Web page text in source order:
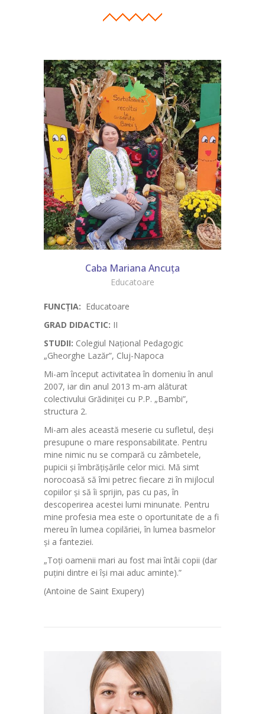
Caba Mariana Ancuța
Educatoare
FUNCȚIA: Educatoare
GRAD DIDACTIC: II
STUDII: Colegiul Național Pedagogic
„Gheorghe Lazăr”, Cluj-Napoca
Mi-am început activitatea în domeniu în anul
2007, iar din anul 2013 m-am alăturat
colectivului Grădiniței cu P.P. „Bambi”,
structura 2.
Mi-am ales această meserie cu sufletul, deși
presupune o mare responsabilitate. Pentru
mine nimic nu se compară cu zâmbetele,
pupicii și îmbrățișările celor mici. Mă simt
norocoasă să îmi petrec fiecare zi în mijlocul
copiilor și să îi sprijin, pas cu pas, în
descoperirea acestei lumi minunate. Pentru
mine profesia mea este o oportunitate de a fi
mereu în lumea copilăriei, în lumea basmelor
și a fanteziei.
„Toți oamenii mari au fost mai întâi copii (dar
puțini dintre ei își mai aduc aminte).”
(Antoine de Saint Exupery)